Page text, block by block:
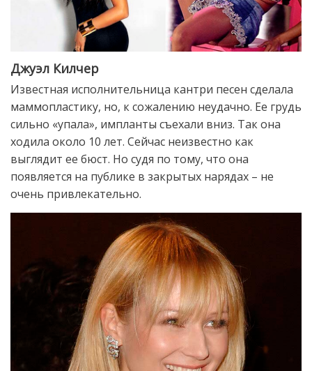
Джуэл Килчер
Известная исполнительница кантри песен сделала
маммопластику, но, к сожалению неудачно. Ее грудь
сильно «упала», импланты съехали вниз. Так она
ходила около 10 лет. Сейчас неизвестно как
выглядит ее бюст. Но судя по тому, что она
появляется на публике в закрытых нарядах – не
очень привлекательно.